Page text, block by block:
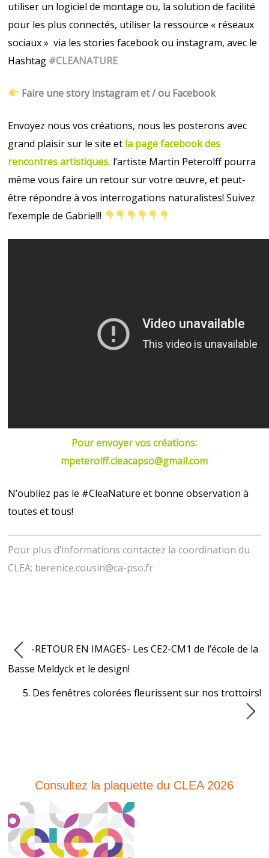
utiliser un logiciel de montage ou, la solution de facilité
pour les plus connectés, utiliser la ressource « réseaux
sociaux » via les stories facebook ou instagram, avec le
Hashtag #CLEANATURE
Faire une story instagram et / ou Facebook
Envoyez nous vos créations, nous les posterons avec
grand plaisir sur le site et la page facebook des
rencontres artistiques, l’artiste Martin Peterolff pourra
même vous faire un retour sur votre œuvre, et peut-
être répondre à vos interrogations naturalistes! Suivez
l’exemple de Gabriel!!
Pour envoyer vos créations:
mpeterolff.cleacapso@gmail.com
N’oubliez pas le #CleaNature et bonne observation à
toutes et tous!
Pour plus d’informations contactez la coordination du
CLEA: berenice.cousin@ca-pso.fr
-RETOUR EN IMAGES- Les CE2-CM1 de l’école de la
Basse Meldyck et le design!
5. Des fenêtres colorées fleurissent sur nos trottoirs!
Consultez la plaquette du CLEA 2026